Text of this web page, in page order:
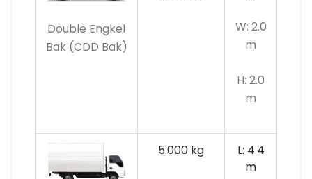
Double Engkel
Bak (CDD Bak)
W: 2.0
m
H: 2.0
m
5.000 kg
L: 4.4
m